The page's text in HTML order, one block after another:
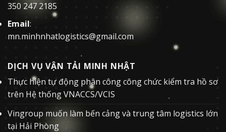
350 247 2185
Email:
mn.minhnhatlogistics@gmail.com
DỊCH VỤ VẬN TẢI MINH NHẬT
Thực hiện tự động phân công công chức kiểm tra hồ sơ
trên Hệ thống VNACCS/VCIS
Vingroup muốn làm bến cảng và trung tâm logistics lớn
tại Hải Phòng